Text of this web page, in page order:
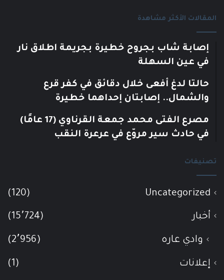
المقالات الأكثر مشاهدة
إصابة شاب بجروح خطيرة بجريمة اطلاق نار
في عين السهلة
حالتا لدغ أفعى خلال دقائق في كفر قرع
والشمال.. إصابتان إحداهما خطيرة
مصرع الفتى محمد جمعة القرناوي (17 عامًا)
في حادث سير مروّع في عرعرة النقب
تصنيفات
Uncategorized
(120)
أخبار (15٬724)
وادي عاره (2٬956)
إعلانات (1)